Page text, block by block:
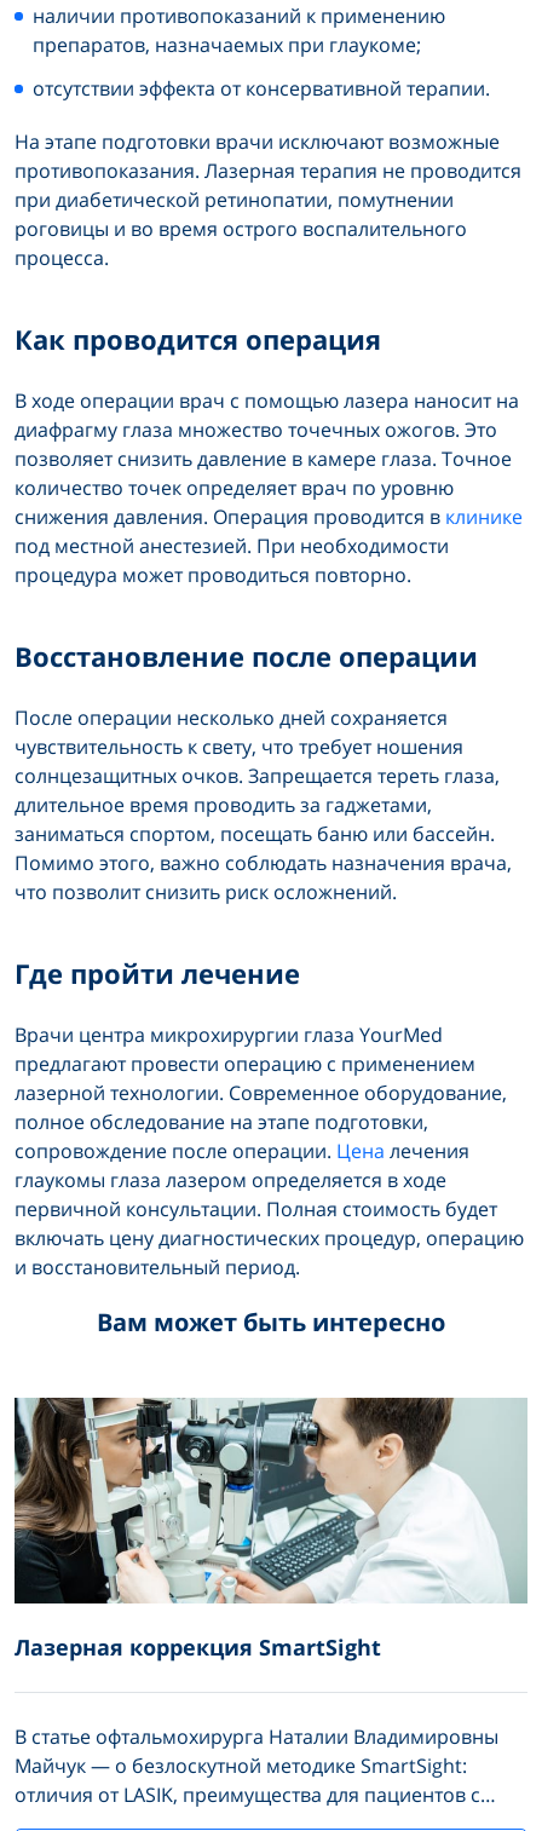
наличии противопоказаний к применению
препаратов, назначаемых при глаукоме;
отсутствии эффекта от консервативной терапии.
На этапе подготовки врачи исключают возможные
противопоказания. Лазерная терапия не проводится
при диабетической ретинопатии, помутнении
роговицы и во время острого воспалительного
процесса.
Как проводится операция
В ходе операции врач с помощью лазера наносит на
диафрагму глаза множество точечных ожогов. Это
позволяет снизить давление в камере глаза. Точное
количество точек определяет врач по уровню
снижения давления. Операция проводится в клинике
под местной анестезией. При необходимости
процедура может проводиться повторно.
Восстановление после операции
После операции несколько дней сохраняется
чувствительность к свету, что требует ношения
солнцезащитных очков. Запрещается тереть глаза,
длительное время проводить за гаджетами,
заниматься спортом, посещать баню или бассейн.
Помимо этого, важно соблюдать назначения врача,
что позволит снизить риск осложнений.
Где пройти лечение
Врачи центра микрохирургии глаза YourMed
предлагают провести операцию с применением
лазерной технологии. Современное оборудование,
полное обследование на этапе подготовки,
сопровождение после операции. Цена лечения
глаукомы глаза лазером определяется в ходе
первичной консультации. Полная стоимость будет
включать цену диагностических процедур, операцию
и восстановительный период.
Вам может быть интересно
Лазерная коррекция SmartSight
В статье офтальмохирурга Наталии Владимировны
Майчук — о безлоскутной методике SmartSight:
отличия от LASIK, преимущества для пациентов с
тонкой роговицей и высокими нагрузками, как